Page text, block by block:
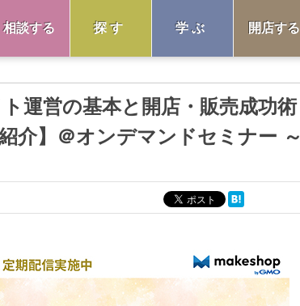
相談する 探す 学ぶ 開店する
ト運営の基本と開店・販売成功術
介】＠オンデマンドセミナー ～